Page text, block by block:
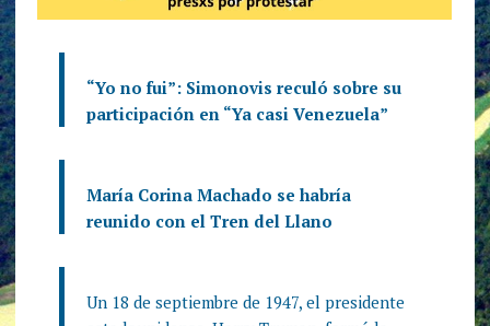
“Yo no fui”: Simonovis reculó sobre su
participación en “Ya casi Venezuela”
María Corina Machado se habría
reunido con el Tren del Llano
Un 18 de septiembre de 1947, el presidente